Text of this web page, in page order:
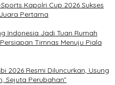
Kapolri Cup 2026 Sukses
Pertama
Indonesia Jadi Tuan Rumah
Timnas Menuju Piala
2026 Resmi Diluncurkan, Usung
Sejuta Perubahan”